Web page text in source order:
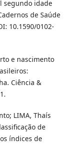
segundo idade
de Saúde
10.1590/0102-
e nascimento
Ciência &
LIMA, Thaís
de
índices de